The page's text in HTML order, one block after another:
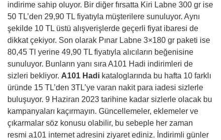
indirime sahip oluyor. Bir diğer fırsatta Kiri Labne 300 gr ise
50 TL’den 29,90 TL fiyatıyla müşterilere sunuluyor. Aynı
şekilde 10 TL üstü alışverişlerde geçerli fiyat ibaresi de
dikkat çekiyor. Son olarak Pınar Labne 3×180 gr paketi ise
80,45 Tl yerine 49,90 TL fiyatıyla alıcıların beğenisine
sunuluyor. Bunların yanı sıra A101 Hadi indirimleri de
sizleri bekliyor. A101 Hadi kataloglarında bu hafta 10 farklı
üründe 15 TL’den 3TL’ye varan nakit para iadesi sizlerle
buluşuyor. 9 Haziran 2023 tarihine kadar sizlerle olacak bu
kampanyaları kaçırmayın. Güncellemeler, eklemeler ve
çıkarmalar söz konusu olabilir, bu sebeple her zaman
resmi a101 internet adresini ziyaret ediniz. İndirimli günler